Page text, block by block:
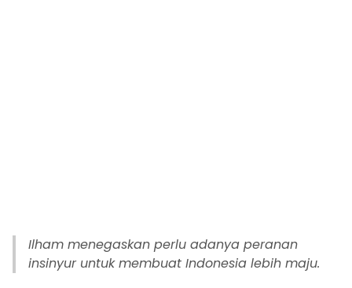
Ilham menegaskan perlu adanya peranan
insinyur untuk membuat Indonesia lebih maju.